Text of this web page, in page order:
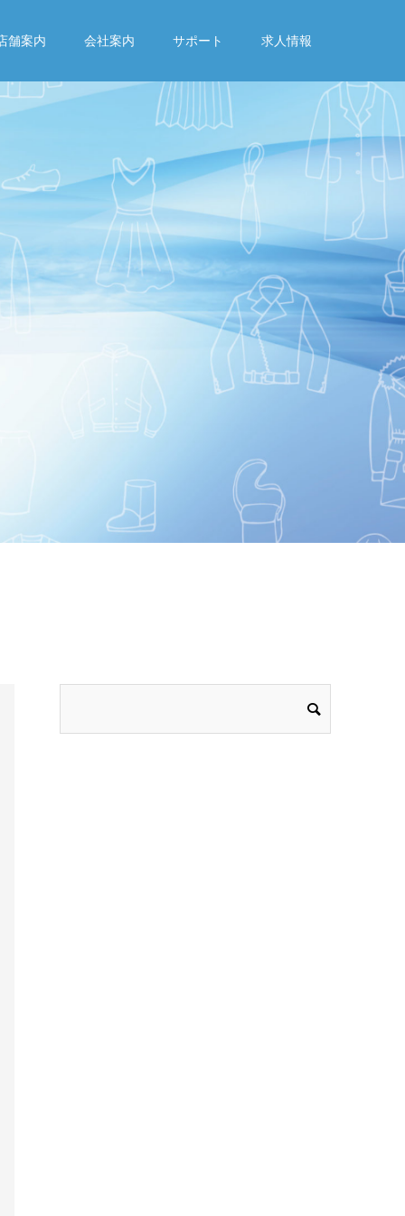
舗案内 会社案内 サポート 求人情報